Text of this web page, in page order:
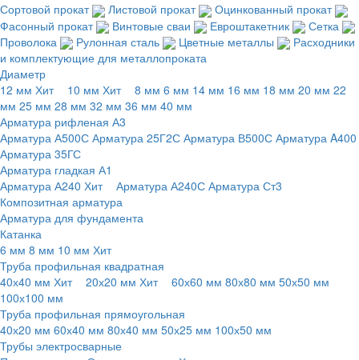
Сортовой прокат
Листовой прокат
Оцинкованный прокат
Фасонный прокат
Винтовые сваи Евроштакетник
Сетка
Проволока
Рулонная сталь Цветные металлы
Расходники
и комплектующие для металлопроката
Диаметр
12 мм Хит 10 мм Хит 8 мм 6 мм 14 мм 16 мм 18 мм 20 мм 22
мм 25 мм 28 мм 32 мм 36 мм 40 мм
Арматура рифленая А3
Арматура А500С Арматура 25Г2С Арматура В500С Арматура A400
Арматура 35ГС
Арматура гладкая А1
Арматура А240 Хит Арматура А240С Арматура Ст3
Композитная арматура
Арматура для фундамента
Катанка
6 мм 8 мм 10 мм Хит
Труба профильная квадратная
40х40 мм Хит 20х20 мм Хит 60х60 мм 80х80 мм 50х50 мм
100х100 мм
Труба профильная прямоугольная
40х20 мм 60х40 мм 80х40 мм 50х25 мм 100х50 мм
Трубы электросварные